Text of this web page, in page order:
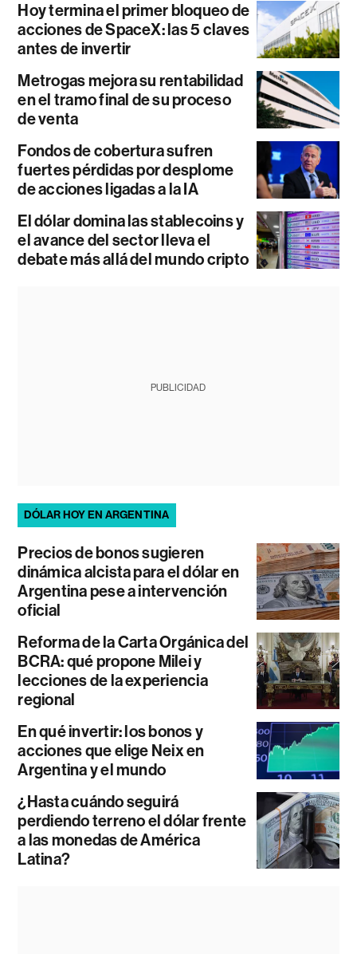
Hoy termina el primer bloqueo de
acciones de SpaceX: las 5 claves
antes de invertir
Metrogas mejora su rentabilidad
en el tramo final de su proceso
de venta
Fondos de cobertura sufren
fuertes pérdidas por desplome
de acciones ligadas a la IA
El dólar domina las stablecoins y
el avance del sector lleva el
debate más allá del mundo cripto
PUBLICIDAD
DÓLAR HOY EN ARGENTINA
Precios de bonos sugieren
dinámica alcista para el dólar en
Argentina pese a intervención
oficial
Reforma de la Carta Orgánica del
BCRA: qué propone Milei y
lecciones de la experiencia
regional
En qué invertir: los bonos y
acciones que elige Neix en
Argentina y el mundo
¿Hasta cuándo seguirá
perdiendo terreno el dólar frente
a las monedas de América
Latina?